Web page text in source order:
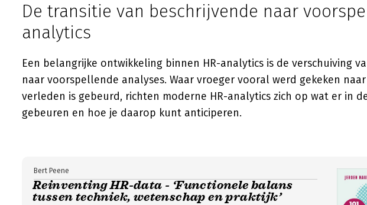
De transitie van beschrijvende naar
analytics
Een belangrijke ontwikkeling binnen HR-analytics is de verschuiving
naar voorspellende analyses. Waar vroeger vooral werd gekeken
verleden is gebeurd, richten moderne HR-analytics zich op wat er in
gebeuren en hoe je daarop kunt anticiperen.
Reinventing HR-data - ‘Functionele balans
tussen techniek, wetenschap en praktijk’
Bert Peene